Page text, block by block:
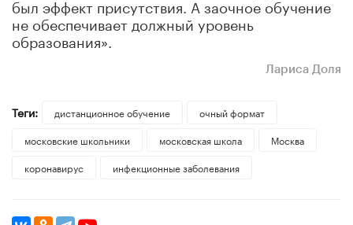
был эффект присутствия. А заочное обучение
не обеспечивает должный уровень
образования».
Лариса Доля
Теги: дистанционное обучение
очный формат
московские школьники
московская школа
Москва
коронавирус
инфекционные заболевания